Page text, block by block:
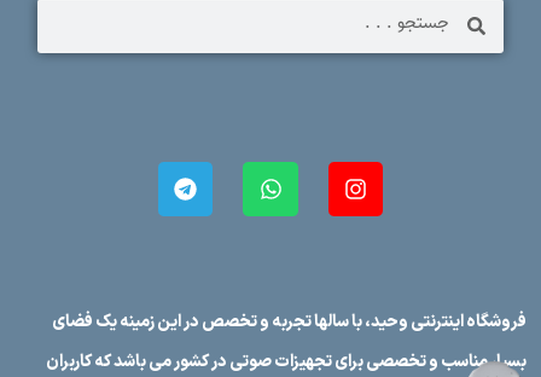
فروشگاه اینترنتی وحید، با سالها تجربه و تخصص در این زمینه یک فضای
بسیار مناسب و تخصصی برای تجهیزات صوتی در کشور می باشد که کاربران